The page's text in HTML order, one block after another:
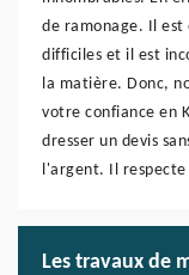
de ramonage. Il
difficiles et il est
la matière. Donc,
votre confiance en
dresser un devis
l'argent. Il respecte
Les travaux de